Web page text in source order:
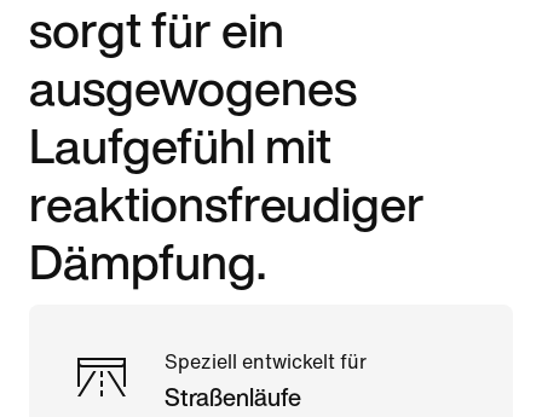
sorgt für ein
ausgewogenes
Laufgefühl mit
reaktionsfreudiger
Dämpfung.
Speziell entwickelt für
Straßenläufe